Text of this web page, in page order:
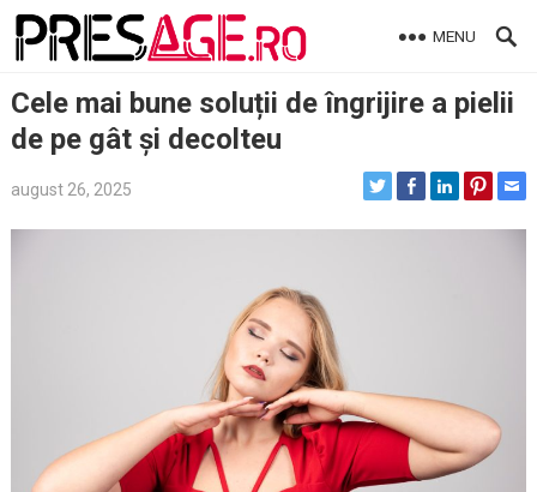
Skip
MENU
Cele mai bune soluții de îngrijire a pielii
de pe gât și decolteu
august 26, 2025